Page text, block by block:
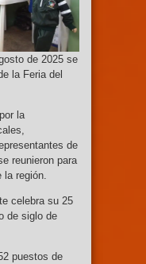
de 2025 se
la Feria del
la
de
reunieron para
la región.
celebra su 25
de siglo de
puestos de